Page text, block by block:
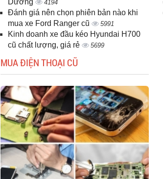
Dương
4194
Đánh giá nên chọn phiên bản nào khi
mua xe Ford Ranger cũ
5991
Kinh doanh xe đầu kéo Hyundai H700
cũ chất lượng, giá rẻ
5699
MUA ĐIỆN THOẠI CŨ